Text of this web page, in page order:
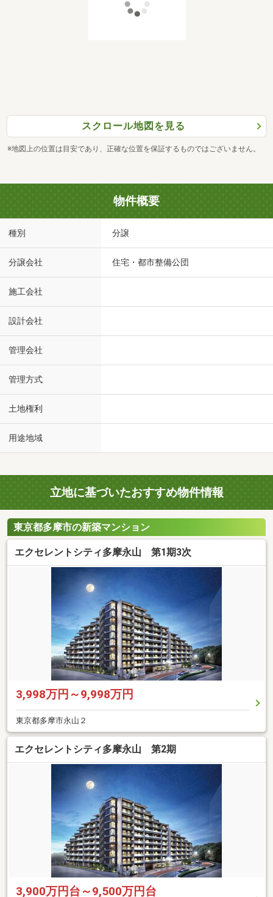
スクロール地図を見る
※地図上の位置は目安であり、正確な位置を保証するものではございません。
物件概要
種別 分譲
分譲会社 住宅・都市整備公団
施工会社
設計会社
管理会社
管理方式
土地権利
用途地域
立地に基づいたおすすめ物件情報
東京都多摩市の新築マンション
エクセレントシティ多摩永山 第1期3次
3,998万円～9,998万円
東京都多摩市永山２
エクセレントシティ多摩永山 第2期
3,900万円台～9,500万円台